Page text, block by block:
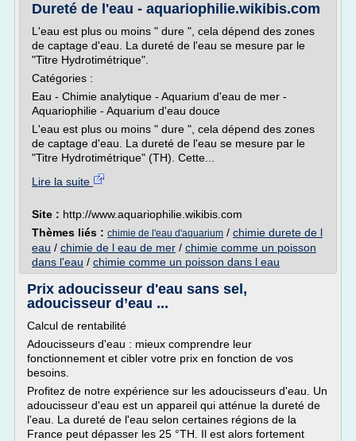
Dureté de l'eau - aquariophilie.wikibis.com
L'eau est plus ou moins " dure ", cela dépend des zones
de captage d'eau. La dureté de l'eau se mesure par le
"Titre Hydrotimétrique".
Catégories :
Eau - Chimie analytique - Aquarium d'eau de mer -
Aquariophilie - Aquarium d'eau douce
L'eau est plus ou moins " dure ", cela dépend des zones
de captage d'eau. La dureté de l'eau se mesure par le
"Titre Hydrotimétrique" (TH). Cette...
Lire la suite
Site : http://www.aquariophilie.wikibis.com
Thèmes liés : chimie de l'eau d'aquarium / chimie durete de l
eau / chimie de l eau de mer / chimie comme un poisson
dans l'eau / chimie comme un poisson dans l eau
Prix adoucisseur d'eau sans sel,
adoucisseur d’eau ...
Calcul de rentabilité
Adoucisseurs d'eau : mieux comprendre leur
fonctionnement et cibler votre prix en fonction de vos
besoins.
Profitez de notre expérience sur les adoucisseurs d'eau. Un
adoucisseur d'eau est un appareil qui atténue la dureté de
l'eau. La dureté de l'eau selon certaines régions de la
France peut dépasser les 25 °TH. Il est alors fortement